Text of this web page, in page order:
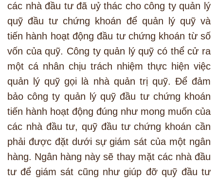
các nhà đầu tư đã uỷ thác cho công ty quản lý
quỹ đầu tư chứng khoán để quản lý quỹ và
tiến hành hoạt động đầu tư chứng khoán từ số
vốn của quỹ. Công ty quản lý quỹ có thể cử ra
một cá nhân chịu trách nhiệm thực hiện việc
quản lý quỹ gọi là nhà quản trị quỹ. Để đảm
bảo công ty quản lý quỹ đầu tư chứng khoán
tiến hành hoạt động đúng như mong muốn của
các nhà đầu tư, quỹ đầu tư chứng khoán cần
phải được đặt dưới sự giám sát của một ngân
hàng. Ngân hàng này sẽ thay mặt các nhà đầu
tư để giám sát cũng như giúp đỡ quỹ đầu tư